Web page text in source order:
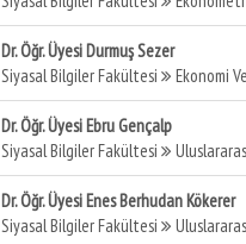
Dr. Öğr. Üyesi Durmuş Sezer
Siyasal Bilgiler Fakültesi
Ekonomi
Dr. Öğr. Üyesi Ebru Gençalp
Siyasal Bilgiler Fakültesi
Dr. Öğr. Üyesi Enes Berhudan Kökerer
Siyasal Bilgiler Fakültesi